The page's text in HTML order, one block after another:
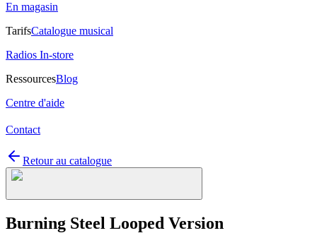
En magasin
TarifsCatalogue musical
Radios In-store
RessourcesBlog
Centre d'aide
Contact
Retour au catalogue
Burning Steel Looped Version